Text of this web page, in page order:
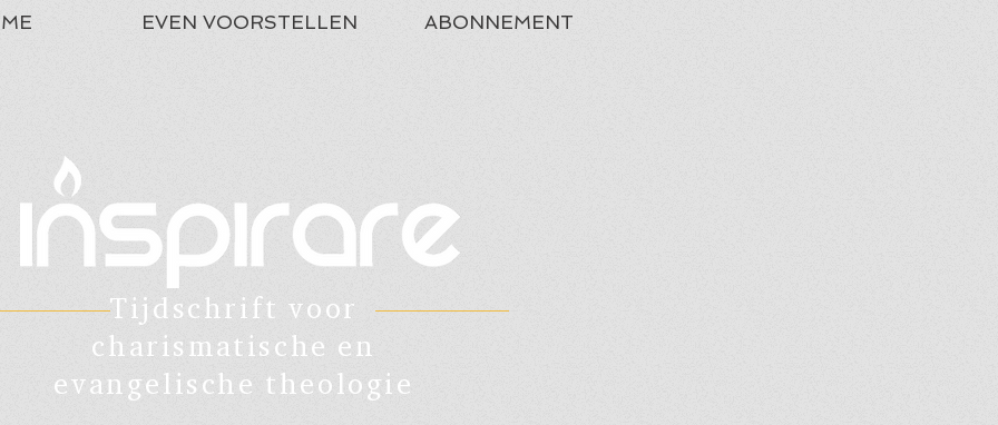
EVEN VOORSTELLEN ABONNEMENT
Tijdschrift voor
charismatische en
evangelische theologie